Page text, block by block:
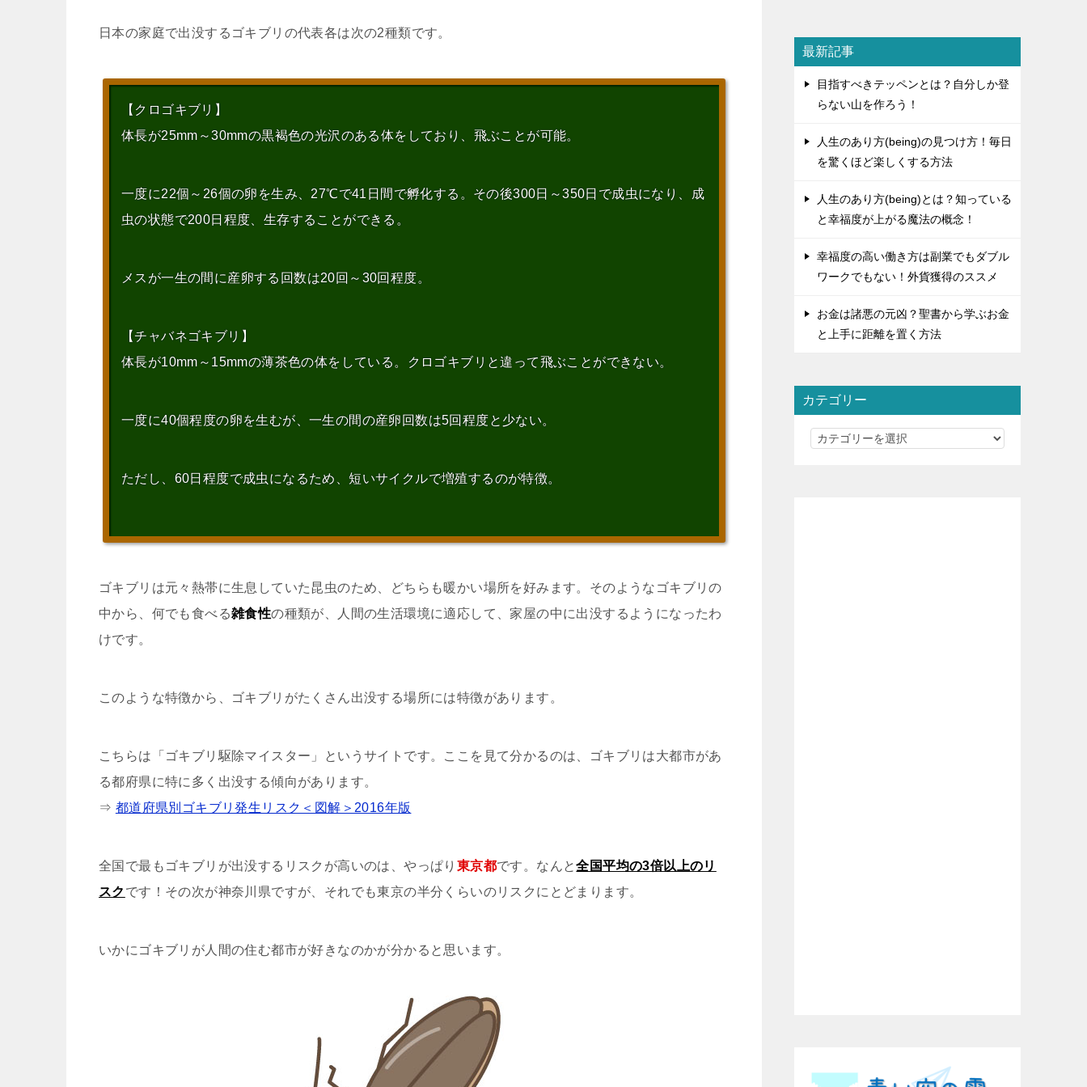
日本の家庭で出没するゴキブリの代表各は次の2種類です。
【クロゴキブリ】
体長が25mm～30mmの黒褐色の光沢のある体をしており、飛ぶことが可能。
一度に22個～26個の卵を生み、27℃で41日間で孵化する。その後300日～350日で成虫になり、成
虫の状態で200日程度、生存することができる。
メスが一生の間に産卵する回数は20回～30回程度。
【チャバネゴキブリ】
体長が10mm～15mmの薄茶色の体をしている。クロゴキブリと違って飛ぶことができない。
一度に40個程度の卵を生むが、一生の間の産卵回数は5回程度と少ない。
ただし、60日程度で成虫になるため、短いサイクルで増殖するのが特徴。
ゴキブリは元々熱帯に生息していた昆虫のため、どちらも暖かい場所を好みます。そのようなゴキブリの
中から、何でも食べる雑食性の種類が、人間の生活環境に適応して、家屋の中に出没するようになったわ
けです。
このような特徴から、ゴキブリがたくさん出没する場所には特徴があります。
こちらは「ゴキブリ駆除マイスター」というサイトです。ここを見て分かるのは、ゴキブリは大都市があ
る都府県に特に多く出没する傾向があります。
⇒ 都道府県別ゴキブリ発生リスク＜図解＞2016年版
全国で最もゴキブリが出没するリスクが高いのは、やっぱり 東京都です。なんと全国平均の3倍以上のリ
スク です！その次が神奈川県ですが、それでも東京の半分くらいのリスクにとどまります。
いかにゴキブリが人間の住む都市が好きなのかが分かると思います。
最新記事
目指すべきテッペンとは？自分しか登
らない山を作ろう！
人生のあり方(being)の見つけ方！毎日
を驚くほど楽しくする方法
人生のあり方(being)とは？知っている
と幸福度が上がる魔法の概念！
幸福度の高い働き方は副業でもダブル
ワークでもない！外貨獲得のススメ
お金は諸悪の元凶？聖書から学ぶお金
と上手に距離を置く方法
カテゴリー
カ